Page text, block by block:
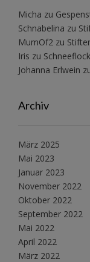
Micha zu
Schnabelina zu
MumOf2 zu
Iris zu
Johanna Erlwein
Archiv
März 2025
Mai 2023
Januar 2023
November 2022
Oktober 2022
September 2022
Mai 2022
April 2022
März 2022